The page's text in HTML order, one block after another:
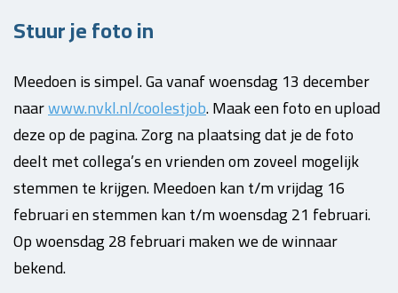
Stuur je foto in
Meedoen is simpel. Ga vanaf woensdag 13 december
naarwww.nvkl.nl/coolestjob. Maak een foto en upload
deze op de pagina. Zorg na plaatsing dat je de foto
deelt met collega’s en vrienden om zoveel mogelijk
stemmen te krijgen. Meedoen kan t/m vrijdag 16
februari en stemmen kan t/m woensdag 21 februari.
Op woensdag 28 februari maken we de winnaar
bekend.